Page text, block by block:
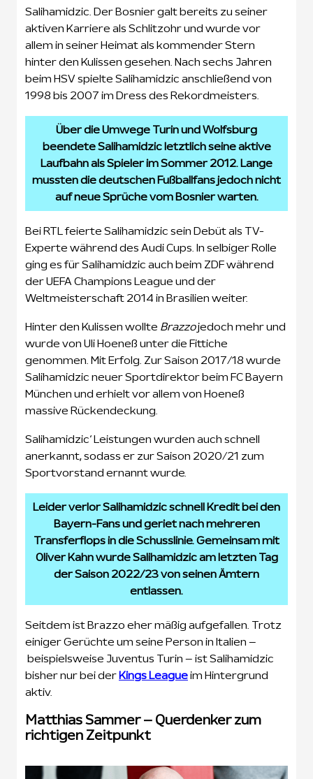
Salihamidzic. Der Bosnier galt bereits zu seiner
aktiven Karriere als Schlitzohr und wurde vor
allem in seiner Heimat als kommender Stern
hinter den Kulissen gesehen. Nach sechs Jahren
beim HSV spielte Salihamidzic anschließend von
1998 bis 2007 im Dress des Rekordmeisters.
Über die Umwege Turin und Wolfsburg
beendete Salihamidzic letztlich seine aktive
Laufbahn als Spieler im Sommer 2012. Lange
mussten die deutschen Fußballfans jedoch nicht
auf neue Sprüche vom Bosnier warten.
Bei RTL feierte Salihamidzic sein Debüt als TV-
Experte während des Audi Cups. In selbiger Rolle
ging es für Salihamidzic auch beim ZDF während
der UEFA Champions League und der
Weltmeisterschaft 2014 in Brasilien weiter.
Hinter den Kulissen wollte Brazzojedoch mehr und
wurde von Uli Hoeneß unter die Fittiche
genommen. Mit Erfolg. Zur Saison 2017/18 wurde
Salihamidzic neuer Sportdirektor beim FC Bayern
München und erhielt vor allem von Hoeneß
massive Rückendeckung.
Salihamidzic‘ Leistungen wurden auch schnell
anerkannt, sodass er zur Saison 2020/21 zum
Sportvorstand ernannt wurde.
Leider verlor Salihamidzic schnell Kredit bei den
Bayern-Fans und geriet nach mehreren
Transferflops in die Schusslinie. Gemeinsam mit
Oliver Kahn wurde Salihamidzic am letzten Tag
der Saison 2022/23 von seinen Ämtern
entlassen.
Seitdem ist Brazzo eher mäßig aufgefallen. Trotz
einiger Gerüchte um seine Person in Italien –
beispielsweise Juventus Turin – ist Salihamidzic
bisher nur bei der Kings Leagueim Hintergrund
aktiv.
Matthias Sammer – Querdenker zum
richtigen Zeitpunkt